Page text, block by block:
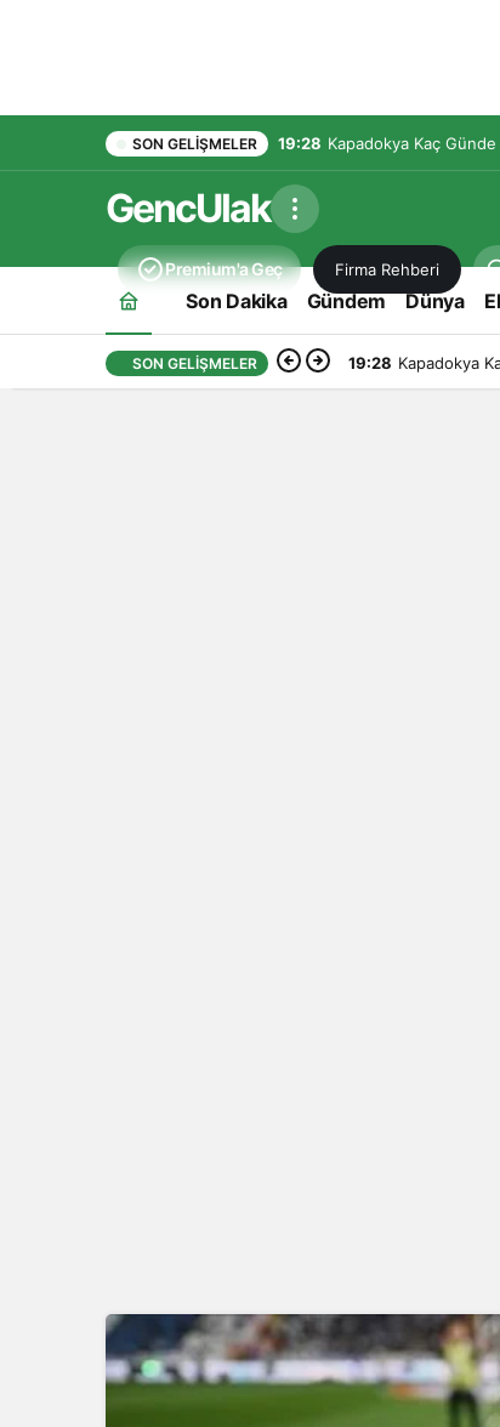
SON GELIŞMELER 19:28 Kapadokya Kaç
GencUlak
Premium'a Geç Firma Rehberi
Son Dakika Gündem Dünya
SON GELIŞMELER 19:28 Kapadokya